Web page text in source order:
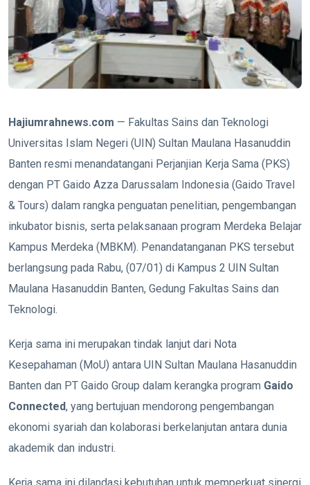
Hajiumrahnews.com — Fakultas Sains dan Teknologi
Universitas Islam Negeri (UIN) Sultan Maulana Hasanuddin
Banten resmi menandatangani Perjanjian Kerja Sama (PKS)
dengan PT Gaido Azza Darussalam Indonesia (Gaido Travel
& Tours) dalam rangka penguatan penelitian, pengembangan
inkubator bisnis, serta pelaksanaan program Merdeka Belajar
Kampus Merdeka (MBKM). Penandatanganan PKS tersebut
berlangsung pada Rabu, (07/01) di Kampus 2 UIN Sultan
Maulana Hasanuddin Banten, Gedung Fakultas Sains dan
Teknologi.
Kerja sama ini merupakan tindak lanjut dari Nota
Kesepahaman (MoU) antara UIN Sultan Maulana Hasanuddin
Banten dan PT Gaido Group dalam kerangka program Gaido
Connected, yang bertujuan mendorong pengembangan
ekonomi syariah dan kolaborasi berkelanjutan antara dunia
akademik dan industri.